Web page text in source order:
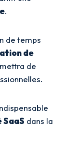
.
de temps
de
de
dans la